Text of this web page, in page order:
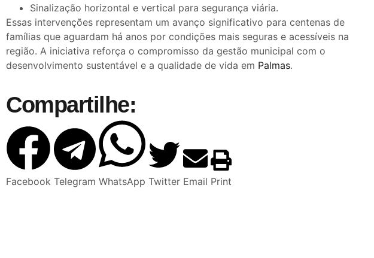
Sinalização horizontal e vertical para segurança viária.
Essas intervenções representam um avanço significativo para centenas de
famílias que aguardam há anos por condições mais seguras e acessíveis na
região. A iniciativa reforça o compromisso da gestão municipal com o
desenvolvimento sustentável e a qualidade de vida em Palmas.
Compartilhe:
Facebook Telegram WhatsApp Twitter Email Print